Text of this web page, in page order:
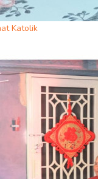
Katolik